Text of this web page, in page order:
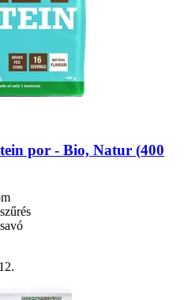
por -​ Bio, Natur (400